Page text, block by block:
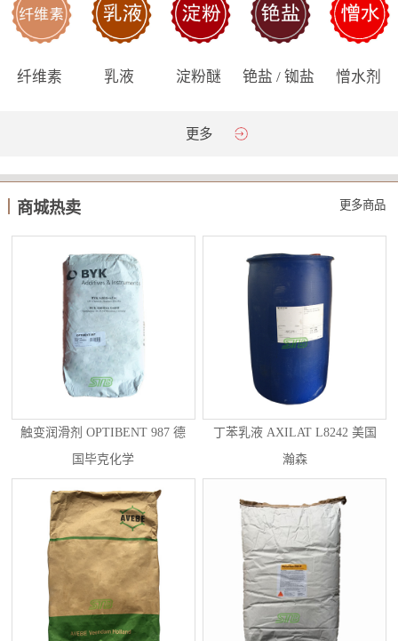
纤维素 乳液 淀粉醚 铯盐 / 铷盐 憎水剂
更多
商城热卖 更多商品
触变润滑剂 OPTIBENT 987 德
国毕克化学
丁苯乳液 AXILAT L8242 美国
瀚森